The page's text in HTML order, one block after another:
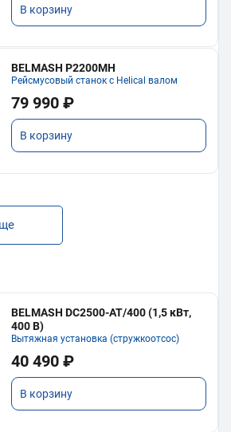
В корзину
BELMASH P2200MH
Рейсмусовый станок с Helical валом
79 990 ₽
В корзину
BELMASH DC2500-AT/400 (1,5 кВт,
400 В)
Вытяжная установка (стружкоотсос)
40 490 ₽
В корзину